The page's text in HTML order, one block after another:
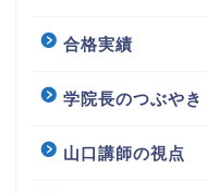
合格実績
学院長のつぶやき
山口講師の視点